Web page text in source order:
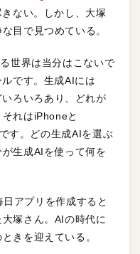
ない。しかし、大塚
目で見つめている。
世界は当分はこないで
です。生成AIには
ろいろあり、どれが
れはiPhoneと
す。どの生成AIを選ぶ
生成AIを使って何を
アプリを作成すると
塚さん。AIの時代に
きを迎えている。